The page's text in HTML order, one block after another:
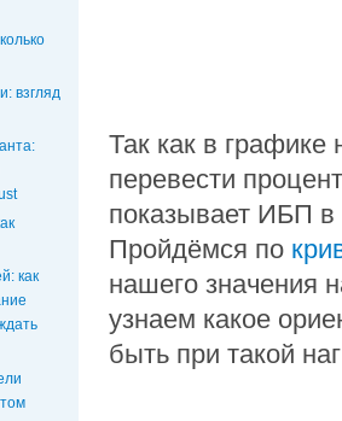
взгляд
как
Так как в графике
перевести
показывает ИБП в
Пройдёмся по
нашего значения
узнаем какое
быть при такой